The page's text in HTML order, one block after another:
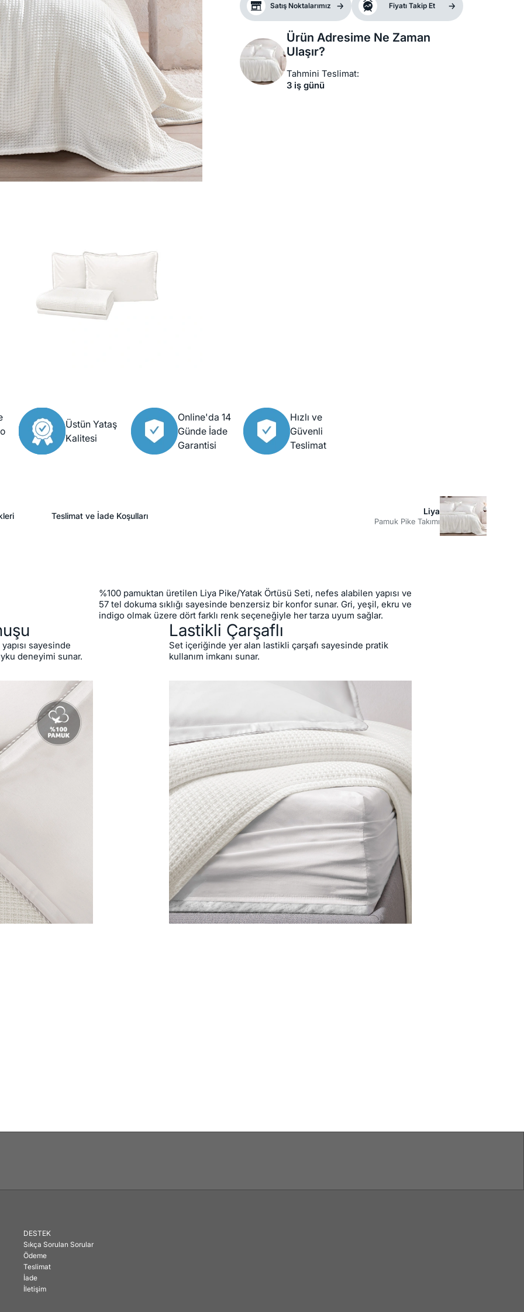
Satış Noktalarımız Fiyatı Takip Et
Ürün Adresime Ne Zaman
Ulaşır?
Tahmini Teslimat:
3 iş günü
Üstün Yataş
Kalitesi
Online'da 14
Günde İade
Garantisi
Hızlı ve
Güvenli
Teslimat
Teslimat ve İade Koşulları Liya
Pamuk Pike Takımı
%100 pamuktan üretilen Liya Pike/Yatak Örtüsü Seti, nefes alabilen yapısı ve
57 tel dokuma sıklığı sayesinde benzersiz bir konfor sunar. Gri, yeşil, ekru ve
indigo olmak üzere dört farklı renk seçeneğiyle her tarza uyum sağlar.
sayesinde
deneyimi sunar.
Lastikli Çarşaflı
Set içeriğinde yer alan lastikli çarşafı sayesinde pratik
kullanım imkanı sunar.
DESTEK
Sıkça Sorulan Sorular
Ödeme
Teslimat
İade
İletişim